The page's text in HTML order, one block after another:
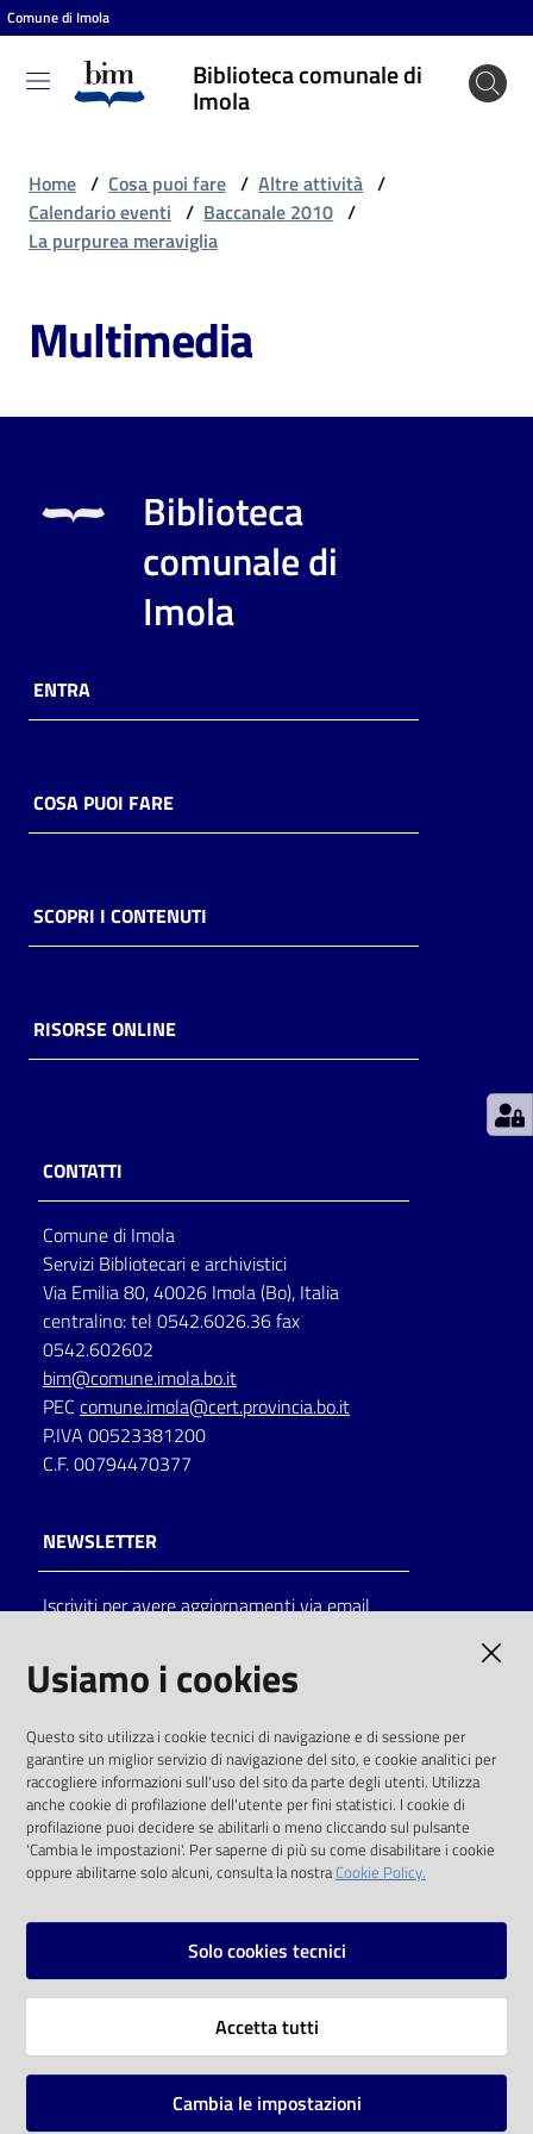
Vai al contenuto
Vai alla navigazione
Vai al footer
Comune di Imola
Biblioteca comunale di
Imola
Biblioteca
comunale
Cosa
fare
Scopri
online
Piani
Decentrate
Seguici
su
on line
Eventi
Chiedi al
bibliotecario
Avvisi
Home / Cosa puoi fare / Altre attività /
Calendario eventi / Baccanale 2010 /
La purpurea meraviglia
Multimedia
Biblioteca
comunale di
Imola
ENTRA
COSA PUOI FARE
SCOPRI I CONTENUTI
RISORSE ONLINE
CONTATTI
Comune di Imola
Servizi Bibliotecari e archivistici
Via Emilia 80, 40026 Imola (Bo), Italia
centralino: tel 0542.6026.36 fax
0542.602602
bim@comune.imola.bo.it
PEC comune.imola@cert.provincia.bo.it
P.IVA 00523381200
C.F. 00794470377
NEWSLETTER
Iscriviti per avere aggiornamenti via email
solo alle condizioni previste dalla direttiva
comunitaria 2003/98/CE e dal d.lgs. 36/2006
SOCIAL
Instagram
Vai alla pagina
Usiamo i cookies
Questo sito utilizza i cookie tecnici di navigazione e di sessione per
garantire un miglior servizio di navigazione del sito, e cookie analitici per
raccogliere informazioni sull'uso del sito da parte degli utenti. Utilizza
anche cookie di profilazione dell'utente per fini statistici. I cookie di
profilazione puoi decidere se abilitarli o meno cliccando sul pulsante
'Cambia le impostazioni'. Per saperne di più su come disabilitare i cookie
oppure abilitarne solo alcuni, consulta la nostraCookie Policy.
Solo cookies tecnici
Accetta tutti
Cambia le impostazioni